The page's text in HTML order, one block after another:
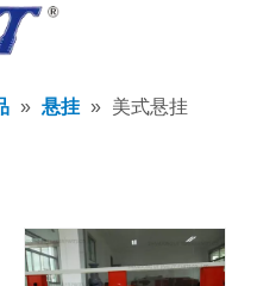
» 悬挂 » 美式悬挂